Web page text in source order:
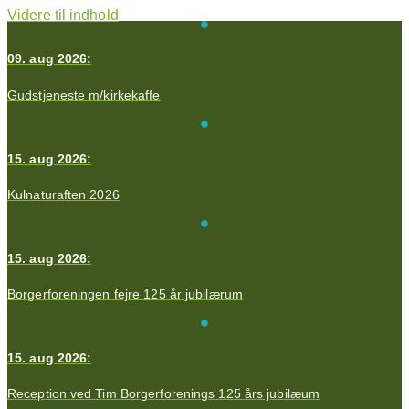
Videre til indhold
09. aug 2026:
Gudstjeneste m/kirkekaffe
15. aug 2026:
Kulnaturaften 2026
15. aug 2026:
Borgerforeningen fejre 125 år jubilærum
15. aug 2026:
Reception ved Tim Borgerforenings 125 års jubilæum